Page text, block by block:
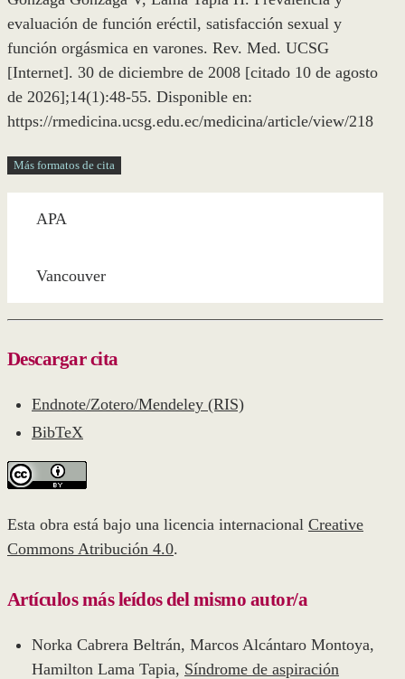
evaluación de función eréctil, satisfacción sexual y
función orgásmica en varones. Rev. Med. UCSG
[Internet]. 30 de diciembre de 2008 [citado 10 de agosto
de 2026];14(1):48-55. Disponible en:
https://rmedicina.ucsg.edu.ec/medicina/article/view/218
Más formatos de cita
APA
Vancouver
Descargar cita
Endnote/Zotero/Mendeley (RIS)
BibTeX
Esta obra está bajo una licencia internacional Creative
Commons Atribución 4.0.
Artículos más leídos del mismo autor/a
Norka Cabrera Beltrán, Marcos Alcántaro Montoya,
Hamilton Lama Tapia, Síndrome de aspiración